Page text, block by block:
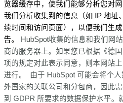
览器缓存中，使我们能够分析您对
我们分析收集到的信息（如 IP 地址
续时间和访问页面），以便我们生
告。
HubSpot收集的信息和我们网
商的服务器上。如果您已根据《德
项的规定对此表示同意，则本网站
进行。 由于 HubSpot 可能会将个
外国家的关联公司和分包商，因此
到 GDPR 所要求的数据保护水平。